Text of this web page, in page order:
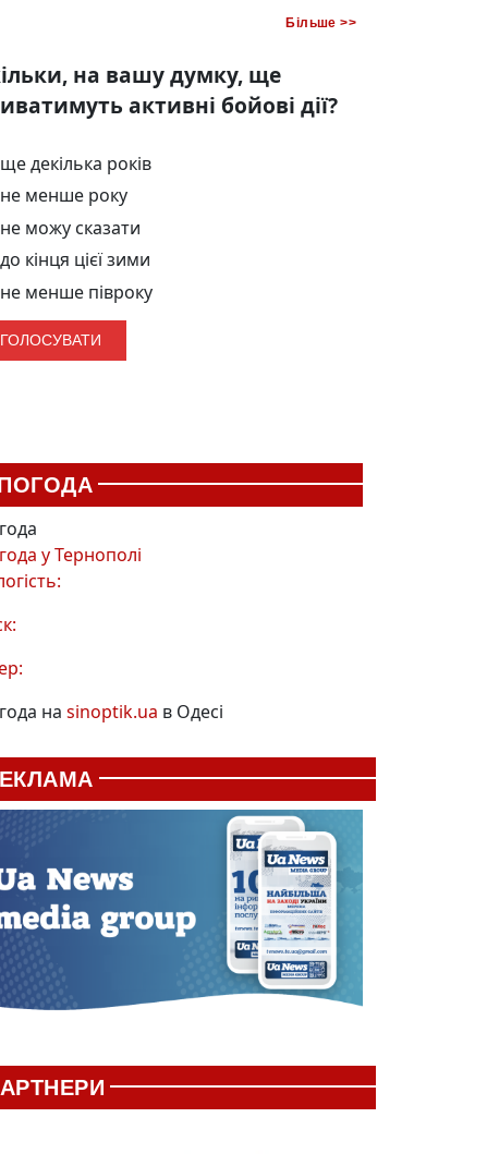
Більше >>
на вашу думку, ще
активні бойові дії?
ще декілька років
не менше року
не можу сказати
до кінця цієї зими
не менше півроку
уТернополі
на sinoptik.ua в Одесі